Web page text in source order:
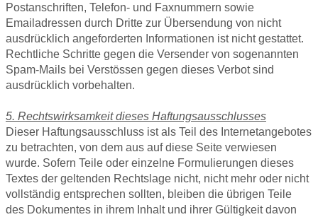
Postanschriften, Telefon- und Faxnummern sowie
Emailadressen durch Dritte zur Übersendung von nicht
ausdrücklich angeforderten Informationen ist nicht gestattet.
Rechtliche Schritte gegen die Versender von sogenannten
Spam-Mails bei Verstössen gegen dieses Verbot sind
ausdrücklich vorbehalten.
5. Rechtswirksamkeit dieses Haftungsausschlusses
Dieser Haftungsausschluss ist als Teil des Internetangebotes
zu betrachten, von dem aus auf diese Seite verwiesen
wurde. Sofern Teile oder einzelne Formulierungen dieses
Textes der geltenden Rechtslage nicht, nicht mehr oder nicht
vollständig entsprechen sollten, bleiben die übrigen Teile
des Dokumentes in ihrem Inhalt und ihrer Gültigkeit davon